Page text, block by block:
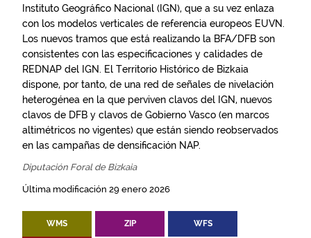
Instituto Geográfico Nacional (IGN), que a su vez enlaza
con los modelos verticales de referencia europeos EUVN.
Los nuevos tramos que está realizando la BFA/DFB son
consistentes con las especificaciones y calidades de
REDNAP del IGN. El Territorio Histórico de Bizkaia
dispone, por tanto, de una red de señales de nivelación
heterogénea en la que perviven clavos del IGN, nuevos
clavos de DFB y clavos de Gobierno Vasco (en marcos
altimétricos no vigentes) que están siendo reobservados
en las campañas de densificación NAP.
Diputación Foral de Bizkaia
Última modificación 29 enero 2026
WMS ZIP WFS